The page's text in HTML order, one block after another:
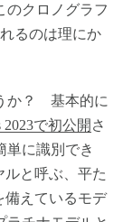
のクロノグラフ
るのは理にか
か？ 基本的に
2023で初公開 さ
単に識別でき
ルと呼ぶ、平た
備えているモデ